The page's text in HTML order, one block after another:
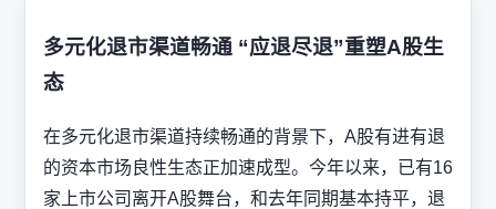
多元化退市渠道畅通 “应退尽退”重塑A股生
态
在多元化退市渠道持续畅通的背景下，A股有进有退
的资本市场良性生态正加速成型。今年以来，已有16
家上市公司离开A股舞台，和去年同期基本持平，退